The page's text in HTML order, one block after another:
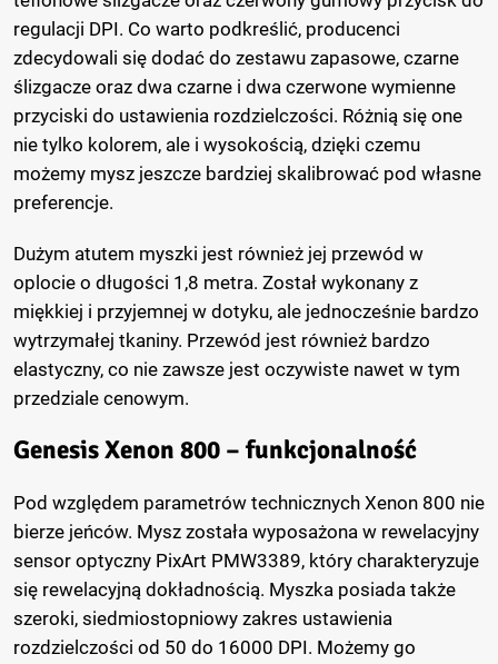
regulacji DPI. Co warto podkreślić, producenci
zdecydowali się dodać do zestawu zapasowe, czarne
ślizgacze oraz dwa czarne i dwa czerwone wymienne
przyciski do ustawienia rozdzielczości. Różnią się one
nie tylko kolorem, ale i wysokością, dzięki czemu
możemy mysz jeszcze bardziej skalibrować pod własne
preferencje.
Dużym atutem myszki jest również jej przewód w
oplocie o długości 1,8 metra. Został wykonany z
miękkiej i przyjemnej w dotyku, ale jednocześnie bardzo
wytrzymałej tkaniny. Przewód jest również bardzo
elastyczny, co nie zawsze jest oczywiste nawet w tym
przedziale cenowym.
Genesis Xenon 800 – funkcjonalność
Pod względem parametrów technicznych Xenon 800 nie
bierze jeńców. Mysz została wyposażona w rewelacyjny
sensor optyczny PixArt PMW3389, który charakteryzuje
się rewelacyjną dokładnością. Myszka posiada także
szeroki, siedmiostopniowy zakres ustawienia
rozdzielczości od 50 do 16000 DPI. Możemy go